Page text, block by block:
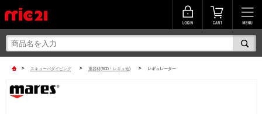
> スキューバダイビング > 重器材(BCD・レギュ他) > レギュレーター